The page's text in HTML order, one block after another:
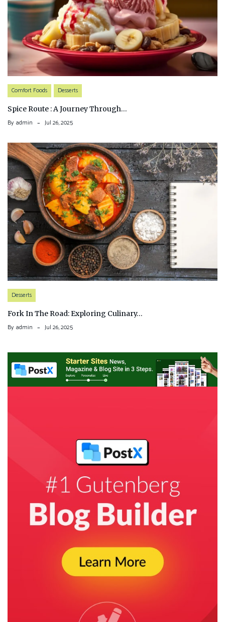
Comfort Foods Desserts
Spice Route : A Journey Through…
By admin Jul 26, 2025
Desserts
Fork In The Road: Exploring Culinary…
By admin Jul 26, 2025